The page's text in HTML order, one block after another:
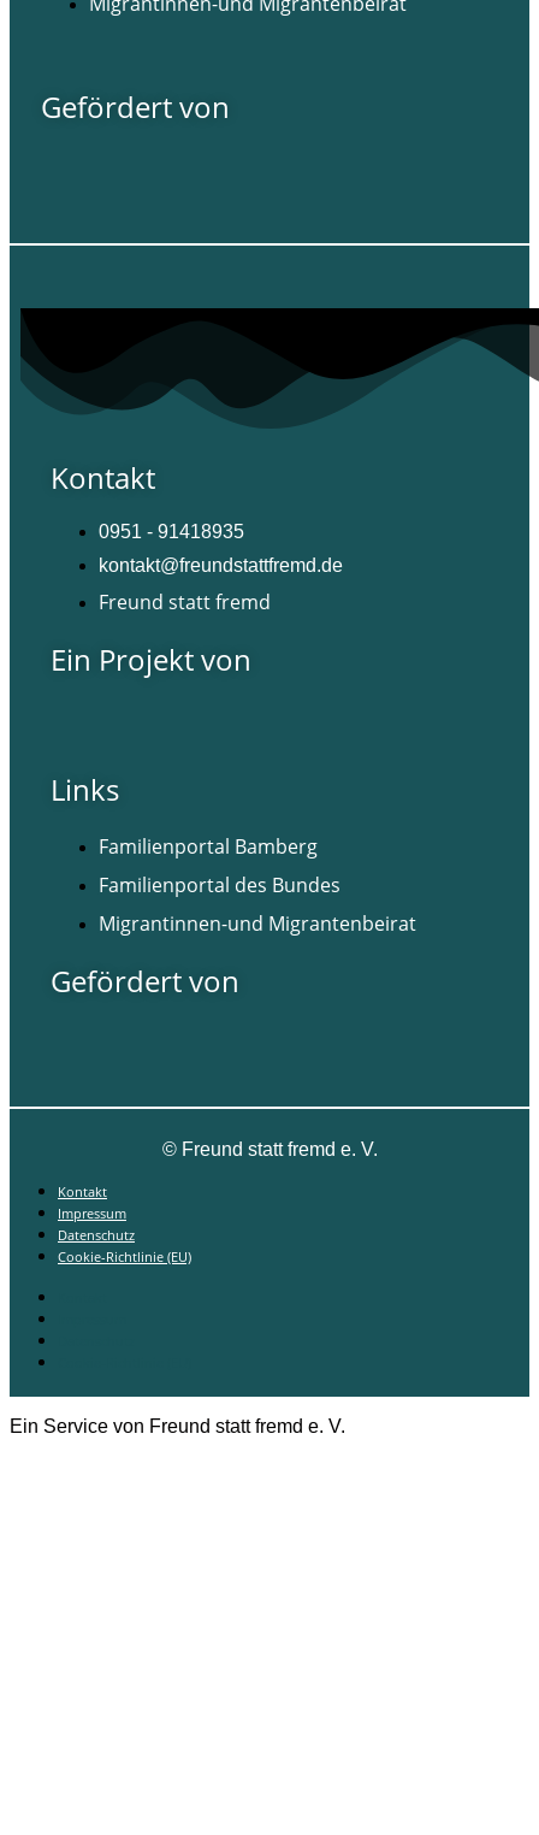
Gefördert von
Kontakt
0951 - 91418935
kontakt@freundstattfremd.de
Freund statt fremd
Ein Projekt von
Links
Familienportal Bamberg
Familienportal des Bundes
Migrantinnen-und Migrantenbeirat
Gefördert von
©Freund statt fremd e. V.
Kontakt
Impressum
Datenschutz
Cookie-Richtlinie (EU)
Ein Service von Freund statt fremd e. V.